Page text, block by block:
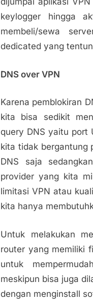
keylogger hingga
membeli/sewa
dedicated yang
DNS over VPN
Karena pemblokiran
kita bisa sedikit
query DNS yaitu port
kita tidak bergantung
DNS saja
provider yang kita
limitasi VPN atau
kita hanya
Untuk melakukan
router yang memiliki
untuk
meskipun bisa juga
dengan menginstall